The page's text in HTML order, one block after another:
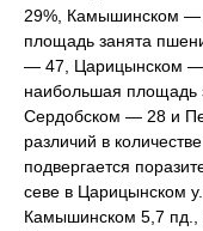
29%, Камышинском
площадь занята
— 47, Царицынском —
наибольшая площадь
Cepдoбcкoм — 28 и
различий в
подвергается
севе в Царицынском
Камышинском 5,7 пд.,